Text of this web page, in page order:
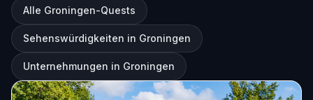
Alle Groningen-Quests
Sehenswürdigkeiten in Groningen
Unternehmungen in Groningen